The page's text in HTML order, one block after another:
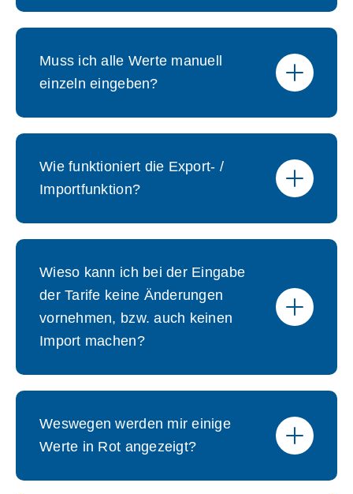
Muss ich alle Werte manuell
einzeln eingeben?
Wie funktioniert die Export- /
Importfunktion?
Wieso kann ich bei der Eingabe
der Tarife keine Änderungen
vornehmen, bzw. auch keinen
Import machen?
Weswegen werden mir einige
Werte in Rot angezeigt?